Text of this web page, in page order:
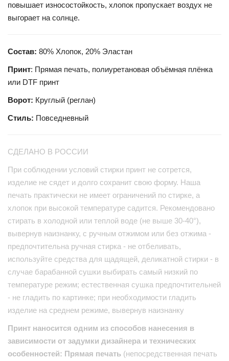
повышает износостойкость, хлопок пропускает воздух не
выгорает на солнце.
Состав: 80% Хлопок, 20% Эластан
Принт: Прямая печать, полиуретановая объёмная плёнка
или DTF принт
Ворот: Круглый (реглан)
Стиль: Повседневный
СДЕЛАНО В РОССИИ
При соблюдении условий стирки принт не сотрется,
изделие не сядет и долго сохранит свою форму. Наша
печать практически не имеет ограничений по стирке, а
хлопок при высокой температуре садится. Рекомендовано
стирать в холодной или теплой воде (не выше 30-40°),
вывернув наизнанку, с ручным отжимом или без отжима -
предпочтительна ручная стирка - не отбеливать,
используйте средства для щадящей, деликатной стирки - в
случае барабанной сушки выбирать самый низкий по
температуре режим; естественная сушка предпочтительней
- не гладить по картинке; при необходимости гладить
изделие на среднем режиме, вывернув наизнанку
Принт наносится одним из способов нанесения в
зависимости от задумки дизайнера и технических
особенностей: Прямая печать (непосредственная печать